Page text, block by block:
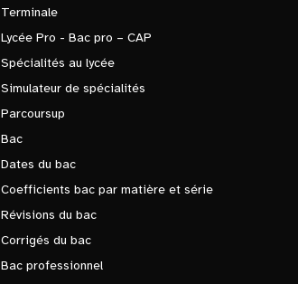
Terminale
Lycée Pro - Bac pro – CAP
Spécialités au lycée
Simulateur de spécialités
Parcoursup
Bac
Dates du bac
Coefficients bac par matière et série
Révisions du bac
Corrigés du bac
Bac professionnel